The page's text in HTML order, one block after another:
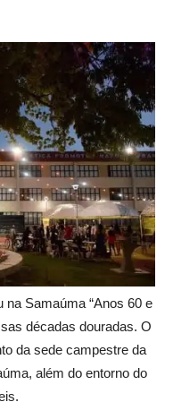
Samaúma “Anos 60 e
décadas douradas. O
da sede campestre da
além do entorno do